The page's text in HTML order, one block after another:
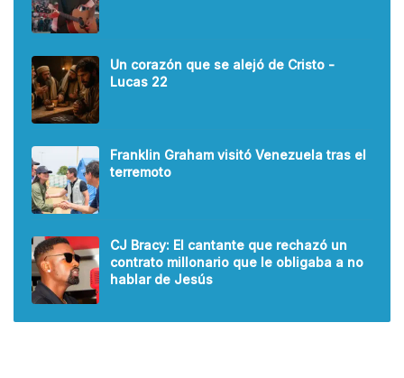
Un corazón que se alejó de Cristo -
Lucas 22
Franklin Graham visitó Venezuela tras el
terremoto
CJ Bracy: El cantante que rechazó un
contrato millonario que le obligaba a no
hablar de Jesús